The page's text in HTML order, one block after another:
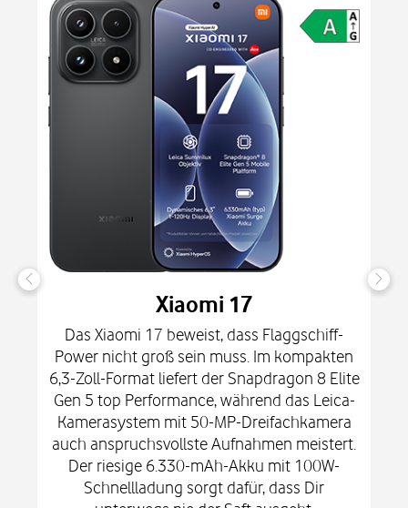
Xiaomi 17
Das Xiaomi 17 beweist, dass Flaggschiff-
Power nicht groß sein muss. Im kompakten
6,3-Zoll-Format liefert der Snapdragon 8 Elite
Gen 5 top Performance, während das Leica-
Kamerasystem mit 50-MP-Dreifachkamera
auch anspruchsvollste Aufnahmen meistert.
Der riesige 6.330-mAh-Akku mit 100W-
Schnellladung sorgt dafür, dass Dir